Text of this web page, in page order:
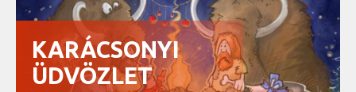
KARÁCSONYI
ÜDVÖZLET